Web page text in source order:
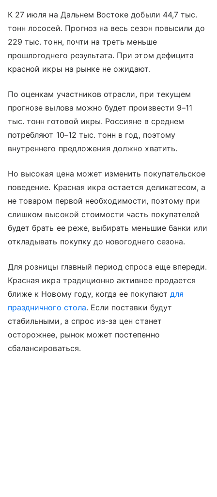
К 27 июля на Дальнем Востоке добыли 44,7 тыс.
тонн лососей. Прогноз на весь сезон повысили до
229 тыс. тонн, почти на треть меньше
прошлогоднего результата. При этом дефицита
красной икры на рынке не ожидают.
По оценкам участников отрасли, при текущем
прогнозе вылова можно будет произвести 9–11
тыс. тонн готовой икры. Россияне в среднем
потребляют 10–12 тыс. тонн в год, поэтому
внутреннего предложения должно хватить.
Но высокая цена может изменить покупательское
поведение. Красная икра остается деликатесом, а
не товаром первой необходимости, поэтому при
слишком высокой стоимости часть покупателей
будет брать ее реже, выбирать меньшие банки или
откладывать покупку до новогоднего сезона.
Для розницы главный период спроса еще впереди.
Красная икра традиционно активнее продается
ближе к Новому году, когда ее покупают для
праздничного стола. Если поставки будут
стабильными, а спрос из-за цен станет
осторожнее, рынок может постепенно
сбалансироваться.